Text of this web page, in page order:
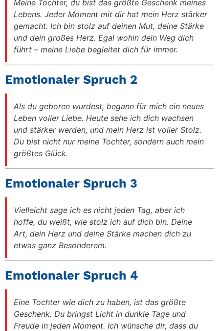
Meine Tochter, du bist das größte Geschenk meines
Lebens. Jeder Moment mit dir hat mein Herz stärker
gemacht. Ich bin stolz auf deinen Mut, deine Stärke
und dein großes Herz. Egal wohin dein Weg dich
führt – meine Liebe begleitet dich für immer.
Emotionaler Spruch 2
Als du geboren wurdest, begann für mich ein neues
Leben voller Liebe. Heute sehe ich dich wachsen
und stärker werden, und mein Herz ist voller Stolz.
Du bist nicht nur meine Tochter, sondern auch mein
größtes Glück.
Emotionaler Spruch 3
Vielleicht sage ich es nicht jeden Tag, aber ich
hoffe, du weißt, wie stolz ich auf dich bin. Deine
Art, dein Herz und deine Stärke machen dich zu
etwas ganz Besonderem.
Emotionaler Spruch 4
Eine Tochter wie dich zu haben, ist das größte
Geschenk. Du bringst Licht in dunkle Tage und
Freude in jeden Moment. Ich wünsche dir, dass du